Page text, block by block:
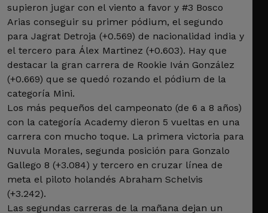
supieron jugar con el viento a favor y #3 Bosco
Arias conseguir su primer pódium, el segundo
para Jagrat Detroja (+0.569) de nacionalidad india y
el tercero para Álex Martinez (+0.603). Hay que
destacar la gran carrera de Rookie Iván González
(+0.669) que se quedó rozando el pódium de la
categoría Mini.
Los más pequeños del campeonato (de 6 a 8 años)
con la categoría Academy dieron 5 vueltas en una
carrera con mucho toque. La primera victoria para
Nuvula Morales, segunda posición para Gonzalo
Gallego 8 (+3.084) y tercero en cruzar línea de
meta el piloto holandés Abraham Schelvis
(+3.242).
Las segundas carreras de la mañana dejan un